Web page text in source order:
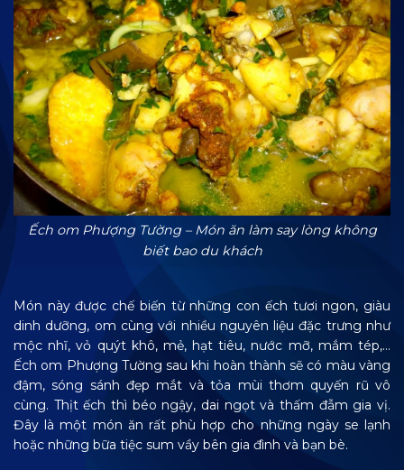
Ếch om Phượng Tường – Món ăn làm say lòng không
biết bao du khách
Món này được chế biến từ những con ếch tươi ngon, giàu
dinh dưỡng, om cùng với nhiều nguyên liệu đặc trưng như
mộc nhĩ, vỏ quýt khô, mẻ, hạt tiêu, nước mỡ, mắm tép,…
Ếch om Phượng Tường sau khi hoàn thành sẽ có màu vàng
đậm, sóng sánh đẹp mắt và tỏa mùi thơm quyến rũ vô
cùng. Thịt ếch thì béo ngậy, dai ngọt và thấm đẫm gia vị.
Đây là một món ăn rất phù hợp cho những ngày se lạnh
hoặc những bữa tiệc sum vầy bên gia đình và bạn bè.